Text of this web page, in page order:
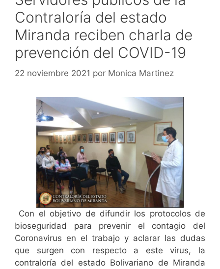
Contraloría del estado
Miranda reciben charla de
prevención del COVID-19
22 noviembre 2021 por Monica Martinez
Con el objetivo de difundir los protocolos de
bioseguridad para prevenir el contagio del
Coronavirus en el trabajo y aclarar las dudas
que surgen con respecto a este virus, la
contraloría del estado Bolivariano de Miranda